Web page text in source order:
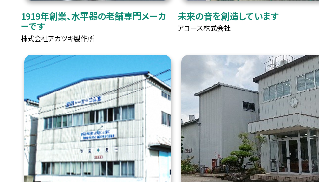
1919年創業、水平器の老舗専門メーカ
ーです
株式会社アカツキ製作所
未来の音を創造しています
アコース株式会社